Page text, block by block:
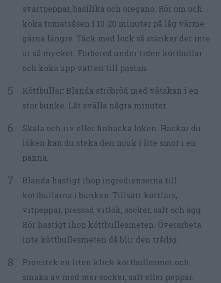
svartpeppar, basilika och oregano. Rör om och
koka tomatsåsen i 10-20 minuter på låg värme,
gärna längre. Täck med lock så stänker det inte
ut så mycket. Förbered under tiden köttbullar
och koka upp vatten till pastan.
Köttbullar: Blanda ströbröd med vätskan i en
stor bunke. Låt svälla några minuter.
Skala och riv eller finhacka löken. Hackar du
löken kan du steka den mjuk i lite smör i en
panna.
Blanda hastigt ihop ingredienserna till
köttbullarna i bunken: Tillsätt köttfärs,
vitpeppar, pressad vitlök, socker, salt och ägg.
Rör hastigt ihop köttbullesmeten. Överarbeta
inte köttbullesmeten då blir den trådig.
Provstek en liten klick köttbullesmet och
smaka av med mer socker, salt eller peppar.